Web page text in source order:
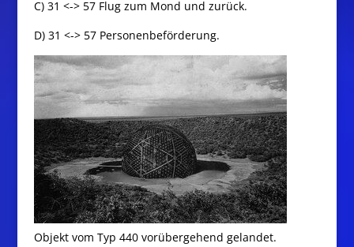
C) 31 <-> 57 Flug zum Mond und zurück.
D) 31 <-> 57 Personenbeförderung.
Objekt vom Typ 440 vorübergehend gelandet.